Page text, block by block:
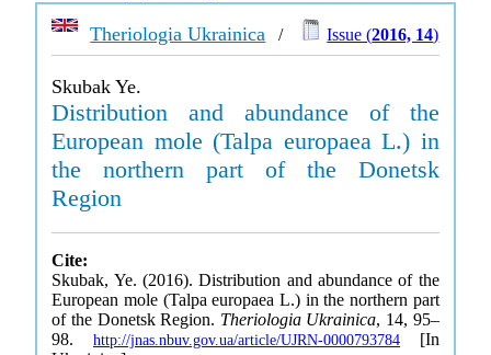
Theriologia Ukrainica / Issue (2016, 14)
Skubak Ye.
Distribution and abundance of the
European mole (Talpa europaea L.) in
the northern part of the Donetsk
Region
Cite:
Skubak, Ye. (2016). Distribution and abundance of the
European mole (Talpa europaea L.) in the northern part
of the Donetsk Region. Theriologia Ukrainica, 14, 95–
98. http://jnas.nbuv.gov.ua/article/UJRN-0000793784 [In